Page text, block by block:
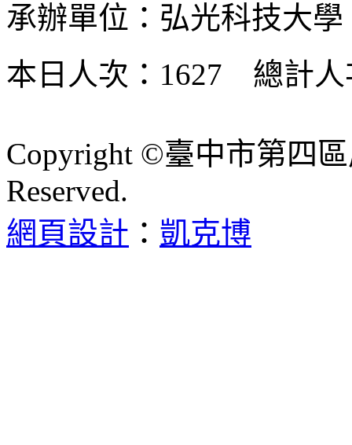
承辦單位：弘光科技大學
本日人次：1627 總計人
Copyright ©臺中市第四
Reserved.
網頁設計 ： 凱克博